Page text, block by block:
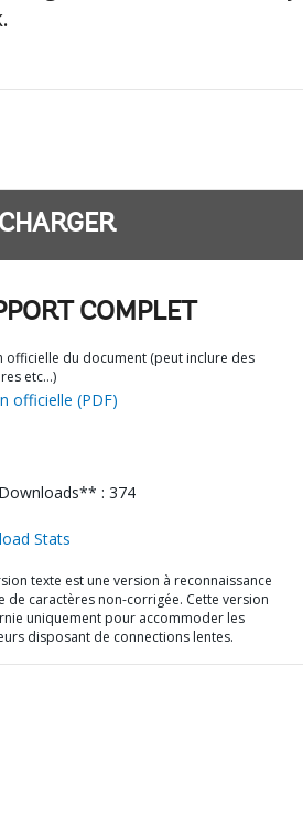
COMPLET
officielle du document (peut inclure des
etc…)
officielle (PDF)
: 374
Stats
texte est une version à reconnaissance
de caractères non-corrigée. Cette version
uniquement pour accommoder les
disposant de connections lentes.